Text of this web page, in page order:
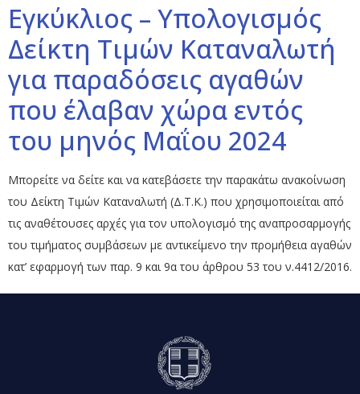
Εγκύκλιος – Υπολογισμός
Δείκτη Τιμών Καταναλωτή
για παραδόσεις αγαθών
που έλαβαν χώρα εντός
του μηνός Μαΐου 2024
Μπορείτε να δείτε και να κατεβάσετε την παρακάτω ανακοίνωση
του Δείκτη Τιμών Καταναλωτή (Δ.Τ.Κ.) που χρησιμοποιείται από
τις αναθέτουσες αρχές για τον υπολογισμό της αναπροσαρμογής
του τιμήματος συμβάσεων με αντικείμενο την προμήθεια αγαθών
κατ’ εφαρμογή των παρ. 9 και 9α του άρθρου 53 του ν.4412/2016.